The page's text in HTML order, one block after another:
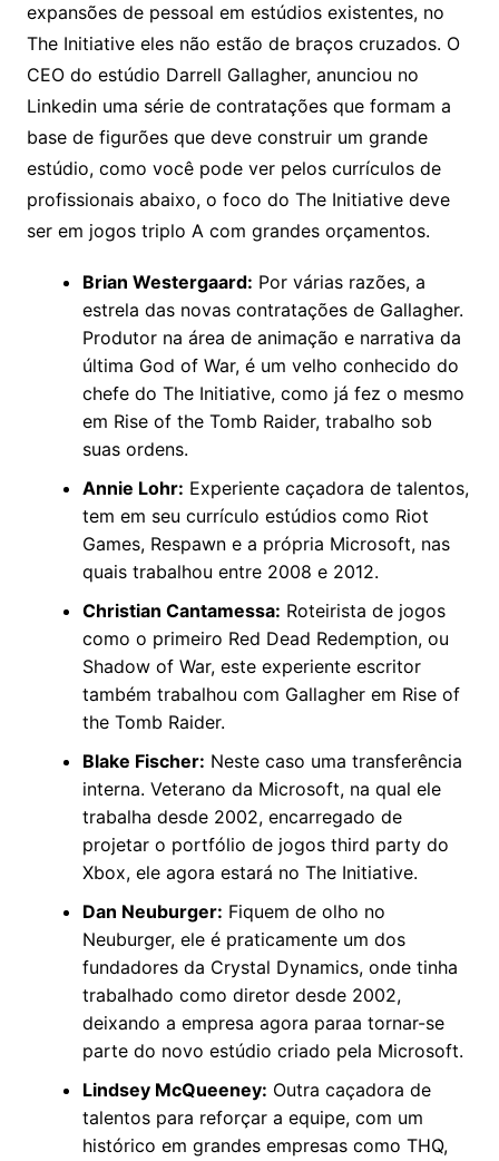
expansões de pessoal em estúdios existentes, no
The Initiative eles não estão de braços cruzados. O
CEO do estúdio Darrell Gallagher, anunciou no
Linkedin uma série de contratações que formam a
base de figurões que deve construir um grande
estúdio, como você pode ver pelos currículos de
profissionais abaixo, o foco do The Initiative deve
ser em jogos triplo A com grandes orçamentos.
Brian Westergaard: Por várias razões, a
estrela das novas contratações de Gallagher.
Produtor na área de animação e narrativa da
última God of War, é um velho conhecido do
chefe do The Initiative, como já fez o mesmo
em Rise of the Tomb Raider, trabalho sob
suas ordens.
Annie Lohr: Experiente caçadora de talentos,
tem em seu currículo estúdios como Riot
Games, Respawn e a própria Microsoft, nas
quais trabalhou entre 2008 e 2012.
Christian Cantamessa: Roteirista de jogos
como o primeiro Red Dead Redemption, ou
Shadow of War, este experiente escritor
também trabalhou com Gallagher em Rise of
the Tomb Raider.
Blake Fischer: Neste caso uma transferência
interna. Veterano da Microsoft, na qual ele
trabalha desde 2002, encarregado de
projetar o portfólio de jogos third party do
Xbox, ele agora estará no The Initiative.
Dan Neuburger: Fiquem de olho no
Neuburger, ele é praticamente um dos
fundadores da Crystal Dynamics, onde tinha
trabalhado como diretor desde 2002,
deixando a empresa agora paraa tornar-se
parte do novo estúdio criado pela Microsoft.
Lindsey McQueeney: Outra caçadora de
talentos para reforçar a equipe, com um
histórico em grandes empresas como THQ,